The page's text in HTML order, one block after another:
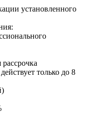
установленного
только до 8